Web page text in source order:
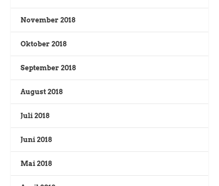
November 2018
Oktober 2018
September 2018
August 2018
Juli 2018
Juni 2018
Mai 2018